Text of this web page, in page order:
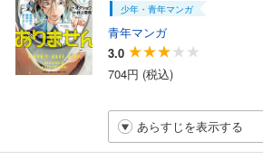
少年・青年マンガ
青年マンガ
3.0
704円 (税込)
あらすじを表示する